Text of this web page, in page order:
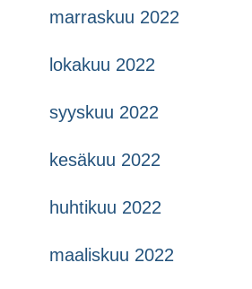
marraskuu 2022
lokakuu 2022
syyskuu 2022
kesäkuu 2022
huhtikuu 2022
maaliskuu 2022